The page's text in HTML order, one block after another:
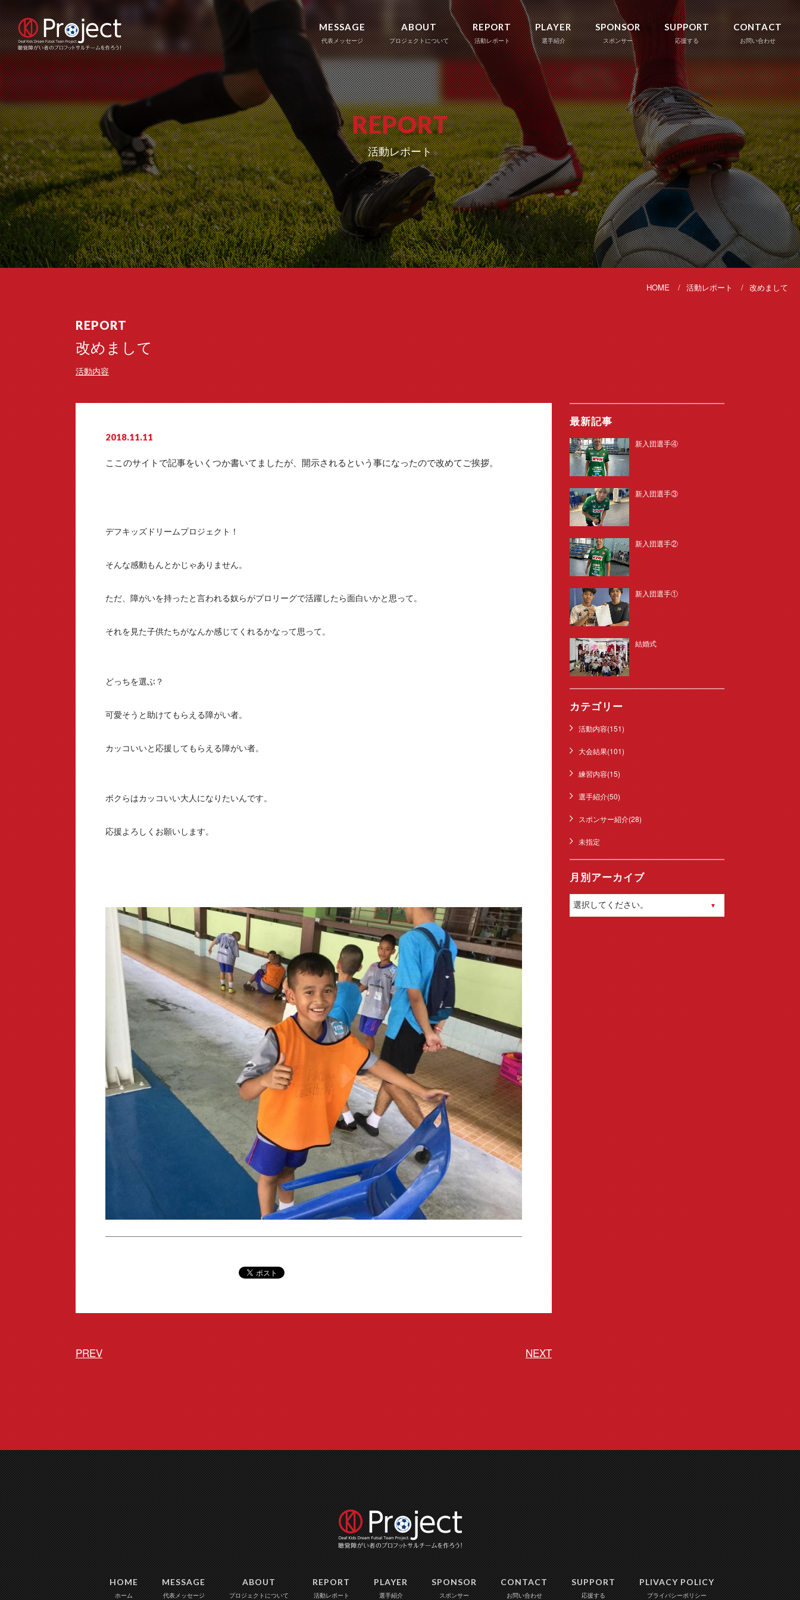
MESSAGE
代表メッセージ
ABOUT
プロジェクトについて
REPORT
活動レポート
PLAYER
選手紹介
SPONSOR
スポンサー
SUPPORT
応援する
CONTACT
お問い合わせ
REPORT
活動レポート
HOME 活動レポート 改めまして
REPORT
改めまして
活動内容
2018.11.11
ここのサイトで記事をいくつか書いてましたが、開示されるという事になったので改めてご挨拶。
デフキッズドリームプロジェクト！
そんな感動もんとかじゃありません。
ただ、障がいを持ったと言われる奴らがプロリーグで活躍したら面白いかと思って。
それを見た子供たちがなんか感じてくれるかなって思って。
どっちを選ぶ？
可愛そうと助けてもらえる障がい者。
カッコいいと応援してもらえる障がい者。
ボクらはカッコいい大人になりたいんです。
応援よろしくお願いします。
PREV NEXT
最新記事
新入団選手④
新入団選手③
新入団選手②
新入団選手①
結婚式
カテゴリー
活動内容(151)
大会結果(101)
練習内容(15)
選手紹介(50)
スポンサー紹介(28)
未指定
月別アーカイブ
HOME
ホーム
MESSAGE
代表メッセージ
ABOUT
プロジェクトについて
REPORT
活動レポート
PLAYER
選手紹介
SPONSOR
スポンサー
CONTACT
お問い合わせ
SUPPORT
応援する
PLIVACY POLICY
プライバシーポリシー